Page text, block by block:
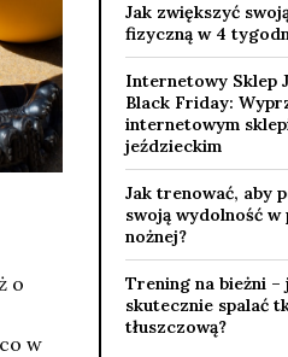
o
w
Jak zwiększyć
fizyczną w 4
Internetowy Sklep
Black Friday:
internetowym
jeździeckim
Jak trenować, aby
swoją wydolność w
nożnej?
Trening na bieżni –
skutecznie spalać
tłuszczową?